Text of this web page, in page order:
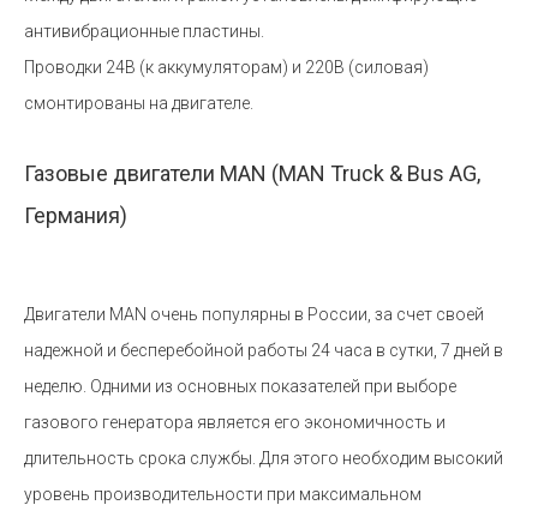
антивибрационные пластины.
Проводки 24В (к аккумуляторам) и 220В (силовая)
смонтированы на двигателе.
Газовые двигатели MAN (MAN Truck & Bus AG,
Германия)
Двигатели MAN очень популярны в России, за счет своей
надежной и бесперебойной работы 24 часа в сутки, 7 дней в
неделю. Одними из основных показателей при выборе
газового генератора является его экономичность и
длительность срока службы. Для этого необходим высокий
уровень производительности при максимальном